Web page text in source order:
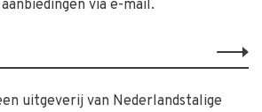
via e-mail.
uitgeverij van Nederlandstalige